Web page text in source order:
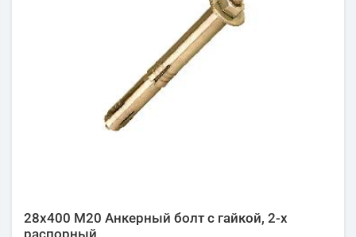
28х400 М20 Анкерный болт с гайкой, 2-х